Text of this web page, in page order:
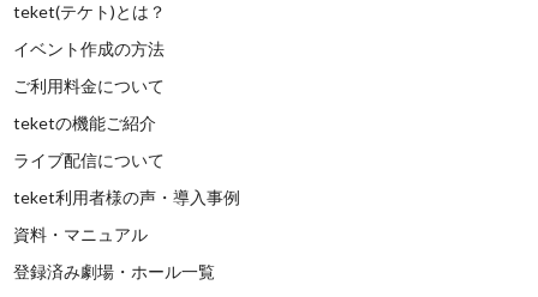
teket(テケト)とは？
イベント作成の方法
ご利用料金について
teketの機能ご紹介
ライブ配信について
teket利用者様の声・導入事例
資料・マニュアル
登録済み劇場・ホール一覧